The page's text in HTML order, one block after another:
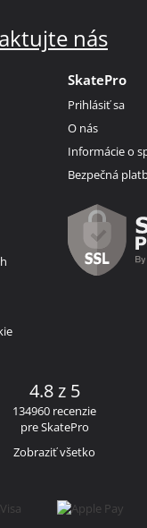
nás
SkatePro
Prihlásiť sa
O nás
Informácie o
Bezpečná
4.8 z 5
134960 recenzie
pre SkatePro
Zobraziť všetko